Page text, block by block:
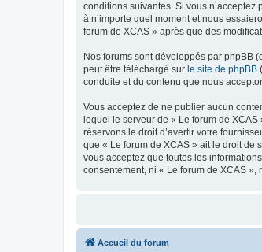
conditions suivantes. Si vous
à n’importe quel moment et nous
forum de XCAS » après que des
Nos forums sont développés par phpBB
peut être téléchargé sur le site de phpBB
conduite et du contenu que nous
Vous acceptez de ne publier aucun
lequel le serveur de « Le forum de
réservons le droit d’avertir votre
que « Le forum de XCAS » ait le droit de
vous acceptez que toutes les
consentement, ni « Le forum de XCAS
Accueil du forum